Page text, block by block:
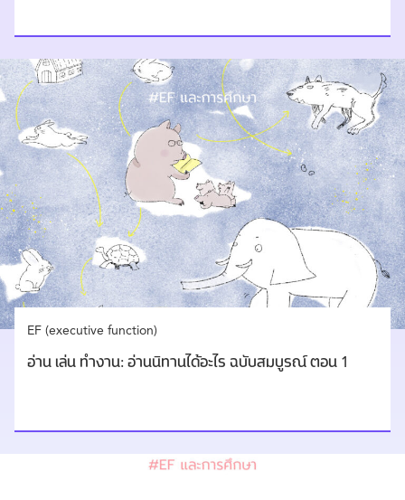
EF (executive function)
อ่าน เล่น ทำงาน: อ่านนิทานได้อะไร ฉบับสมบูรณ์ ตอน 1